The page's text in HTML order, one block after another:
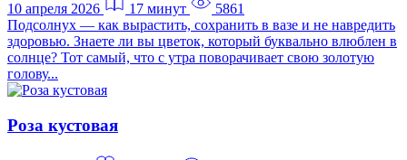
10 апреля 2026 17 минут
5861
Подсолнух — как вырастить, сохранить в вазе и не навредить
здоровью. Знаете ли вы цветок, который буквально влюблен в
солнце? Тот самый, что с утра поворачивает свою золотую
голову...
Роза кустовая